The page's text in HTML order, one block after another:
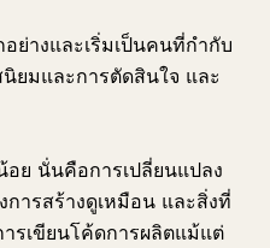
ย่างและเริ่มเป็นคนที่กำกับ
ยมและการตัดสินใจ และ
อย นั่นคือการเปลี่ยนแปลง
ารสร้างดูเหมือน และสิ่งที่
รเขียนโค้ดการผลิตแม้แต่